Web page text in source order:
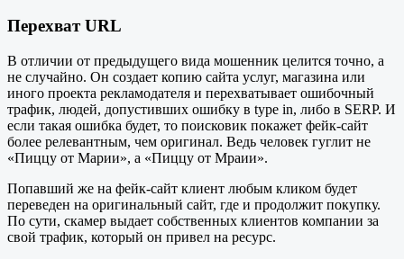
Перехват URL
В отличии от предыдущего вида мошенник целится точно, а
не случайно. Он создает копию сайта услуг, магазина или
иного проекта рекламодателя и перехватывает ошибочный
трафик, людей, допустивших ошибку в type in, либо в SERP. И
если такая ошибка будет, то поисковик покажет фейк-сайт
более релевантным, чем оригинал. Ведь человек гуглит не
«Пиццу от Марии», а «Пиццу от Мраии».
Попавший же на фейк-сайт клиент любым кликом будет
переведен на оригинальный сайт, где и продолжит покупку.
По сути, скамер выдает собственных клиентов компании за
свой трафик, который он привел на ресурс.